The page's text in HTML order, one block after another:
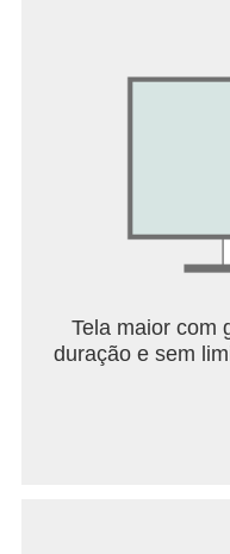
Tela maior com
duração e sem